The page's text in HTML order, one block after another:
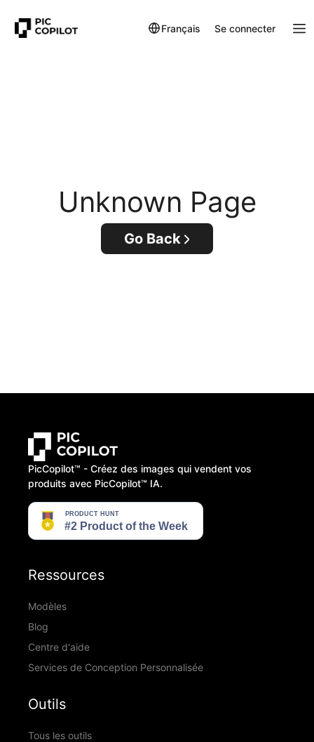
Français Se connecter
Unknown Page
Go Back
PicCopilot™️ - Créez des images qui vendent vos
produits avec PicCopilot™️ IA.
Ressources
Modèles
Blog
Centre d'aide
Services de Conception Personnalisée
Outils
Tous les outils